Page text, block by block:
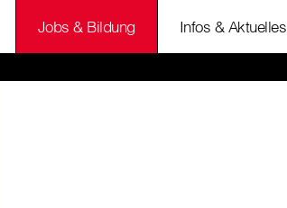
Jobs & Bildung Infos & Aktuelles